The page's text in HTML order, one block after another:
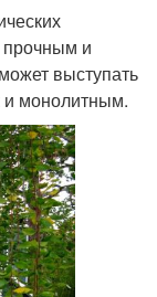
прочным и
выступать
и монолитным.